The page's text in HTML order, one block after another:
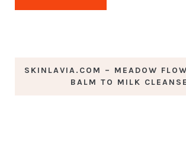
SKINLAVIA.COM – MEADOW
BALM TO MILK